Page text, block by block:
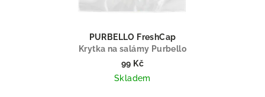
PURBELLO FreshCap
Krytka na salámy Purbello
99 Kč
Skladem